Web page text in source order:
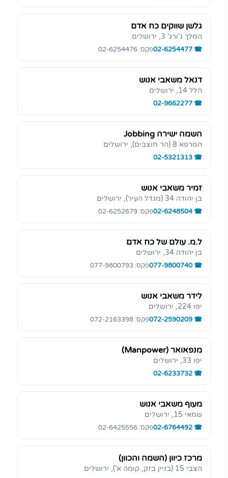
גלשן שווקים כח אדם
המלך ג'ורג' 3, ירושלים
02-6254477פקס: 02-6254476
דנאל משאבי אנוש
הלל 14, ירושלים
02-9662277
השמה ישירה Jobbing
המרפא 8 (הר חוצבים), ירושלים
02-5321313
זמיר משאבי אנוש
בן יהודה 34 (מגדל העיר), ירושלים
02-6248504פקס: 02-6252679
ל.מ. עולם של כח אדם
בן יהודה 34, ירושלים
077-9800740פקס: 077-9800793
לידר משאבי אנוש
יפו 224, ירושלים
072-2590209פקס: 072-2163398
מנפאואר (Manpower)
יפו 33, ירושלים
02-6233732
מעוף משאבי אנוש
שמאי 15, ירושלים
02-6764492פקס: 02-6425556
מרכז כיוון (השמה והכוון)
הצבי 15 (בניין בזק, קומה א'), ירושלים